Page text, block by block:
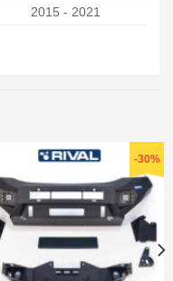
2015 - 2021
-30%